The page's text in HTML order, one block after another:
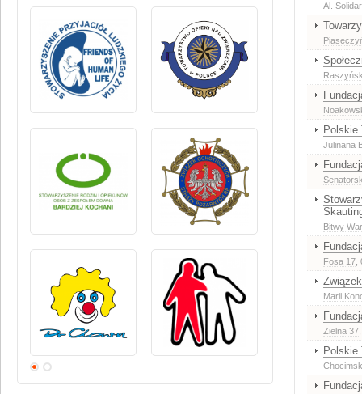
Al.
Polskie
Julinana
Bitwy
Fosa 17
Marii
Zielna 37
Polskie